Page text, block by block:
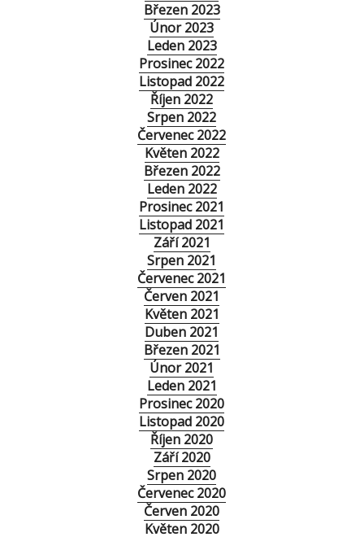
Březen 2023
Únor 2023
Leden 2023
Prosinec 2022
Listopad 2022
Říjen 2022
Srpen 2022
Červenec 2022
Květen 2022
Březen 2022
Leden 2022
Prosinec 2021
Listopad 2021
Září 2021
Srpen 2021
Červenec 2021
Červen 2021
Květen 2021
Duben 2021
Březen 2021
Únor 2021
Leden 2021
Prosinec 2020
Listopad 2020
Říjen 2020
Září 2020
Srpen 2020
Červenec 2020
Červen 2020
Květen 2020